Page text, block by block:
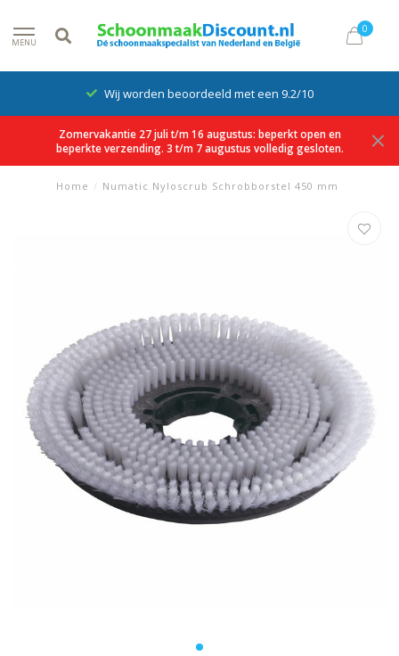
MENU
0
Wij worden beoordeeld met een 9.2/10
Zomervakantie 27 juli t/m 16 augustus: beperkt open en
beperkte verzending. 3 t/m 7 augustus volledig gesloten.
Home / Numatic Nyloscrub Schrobborstel 450 mm